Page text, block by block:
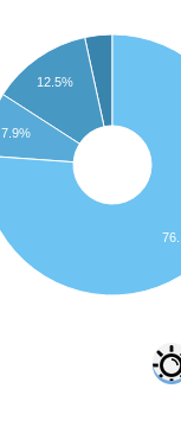
12.5%
7.9%